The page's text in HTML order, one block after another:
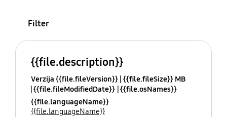
Filter
{{file.description}}
Verzija {{file.fileVersion}} {{file.fileSize}} MB
{{file.fileModifiedDate}} {{file.osNames}}
{{file.languageName}}
{{file.languageName}}